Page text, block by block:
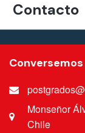
Contacto
Conversemos
Monseñor
Chile